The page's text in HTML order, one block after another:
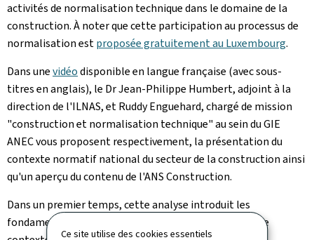
Ce site utilise des cookies essentiels
activités de normalisation technique dans le domaine de la
construction. À noter que cette participation au processus de
normalisation estproposée gratuitement au Luxembourg.
Dans unevidéodisponible en langue française (avec sous-
titres en anglais), le Dr Jean-Philippe Humbert, adjoint à la
direction de l'ILNAS, et Ruddy Enguehard, chargé de mission
"construction et normalisation technique" au sein du GIE
ANEC vous proposent respectivement, la présentation du
contexte normatif national du secteur de la construction ainsi
qu'un aperçu du contenu de l'ANS Construction.
Dans un premier temps, cette analyse introduit les
fondamentaux de la normalisation, puis elle détaille le